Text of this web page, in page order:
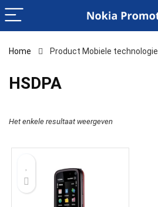
Home Product Mobiele technologie
‎HSDPA
Het enkele resultaat weergeven